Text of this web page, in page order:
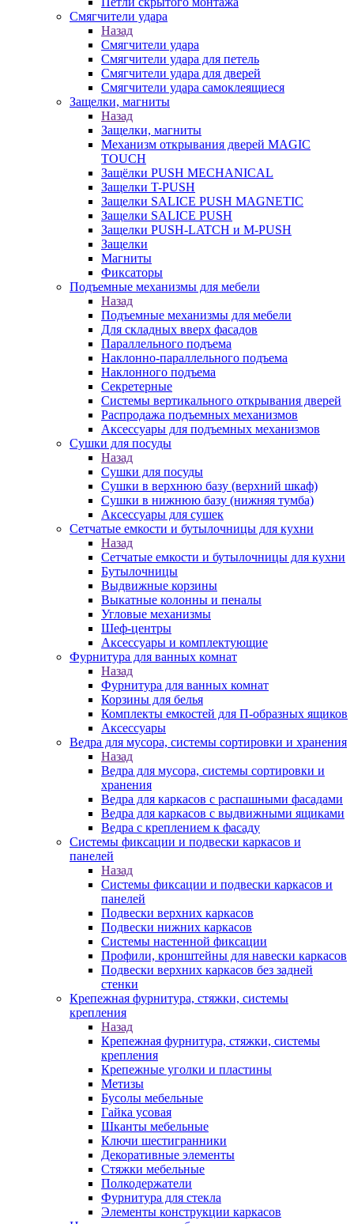
Смягчители удара
Назад
Смягчители удара
Смягчители удара для петель
Смягчители удара для дверей
Cмягчители удара самоклеящиеся
Защелки, магниты
Назад
Защелки, магниты
Механизм открывания дверей MAGIC
TOUCH
Защёлки PUSH MECHANICAL
Защелки T-PUSH
Защелки SALICE PUSH MAGNETIC
Защелки SALICE PUSH
Защелки PUSH-LATCH и M-PUSH
Защелки
Магниты
Фиксаторы
Подъемные механизмы для мебели
Назад
Подъемные механизмы для мебели
Для складных вверх фасадов
Параллельного подъема
Наклонно-параллельного подъема
Наклонного подъема
Секретерные
Системы вертикального открывания дверей
Распродажа подъемных механизмов
Аксессуары для подъемных механизмов
Сушки для посуды
Назад
Сушки для посуды
Сушки в верхнюю базу (верхний шкаф)
Сушки в нижнюю базу (нижняя тумба)
Аксессуары для сушек
Сетчатые емкости и бутылочницы для кухни
Назад
Сетчатые емкости и бутылочницы для кухни
Бутылочницы
Выдвижные корзины
Выкатные колонны и пеналы
Угловые механизмы
Шеф-центры
Аксессуары и комплектующие
Фурнитура для ванных комнат
Назад
Фурнитура для ванных комнат
Корзины для белья
Комплекты емкостей для П-образных ящиков
Аксессуары
Ведра для мусора, системы сортировки и хранения
Назад
Ведра для мусора, системы сортировки и
хранения
Ведра для каркасов с распашными фасадами
Ведра для каркасов с выдвижными ящиками
Ведра с креплением к фасаду
Системы фиксации и подвески каркасов и
панелей
Назад
Системы фиксации и подвески каркасов и
панелей
Подвески верхних каркасов
Подвески нижних каркасов
Системы настенной фиксации
Профили, кронштейны для навески каркасов
Подвески верхних каркасов без задней
стенки
Крепежная фурнитура, стяжки, системы
крепления
Назад
Крепежная фурнитура, стяжки, системы
крепления
Крепежные уголки и пластины
Метизы
Бусолы мебельные
Гайка усовая
Шканты мебельные
Ключи шестигранники
Декоративные элементы
Стяжки мебельные
Полкодержатели
Фурнитура для стекла
Элементы конструкции каркасов